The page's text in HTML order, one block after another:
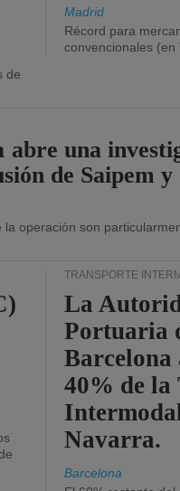
de
Madrid
Récord para
convencionales (en
una
de Saipem y
operación son
TRANSPORTE
La
Portuaria
40% de la
Navarra.
Barcelona